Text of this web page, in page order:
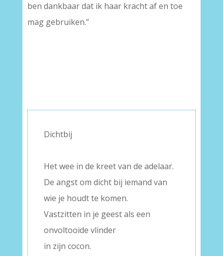
ben dankbaar dat ik haar kracht af en toe
mag gebruiken.”
Dichtbij
Het wee in de kreet van de adelaar.
De angst om dicht bij iemand van
wie je houdt te komen.
Vastzitten in je geest als een
onvoltooide vlinder
in zijn cocon.